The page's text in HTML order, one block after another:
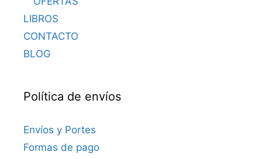
LIBROS
CONTACTO
BLOG
Política de envíos
Envíos y Portes
Formas de pago